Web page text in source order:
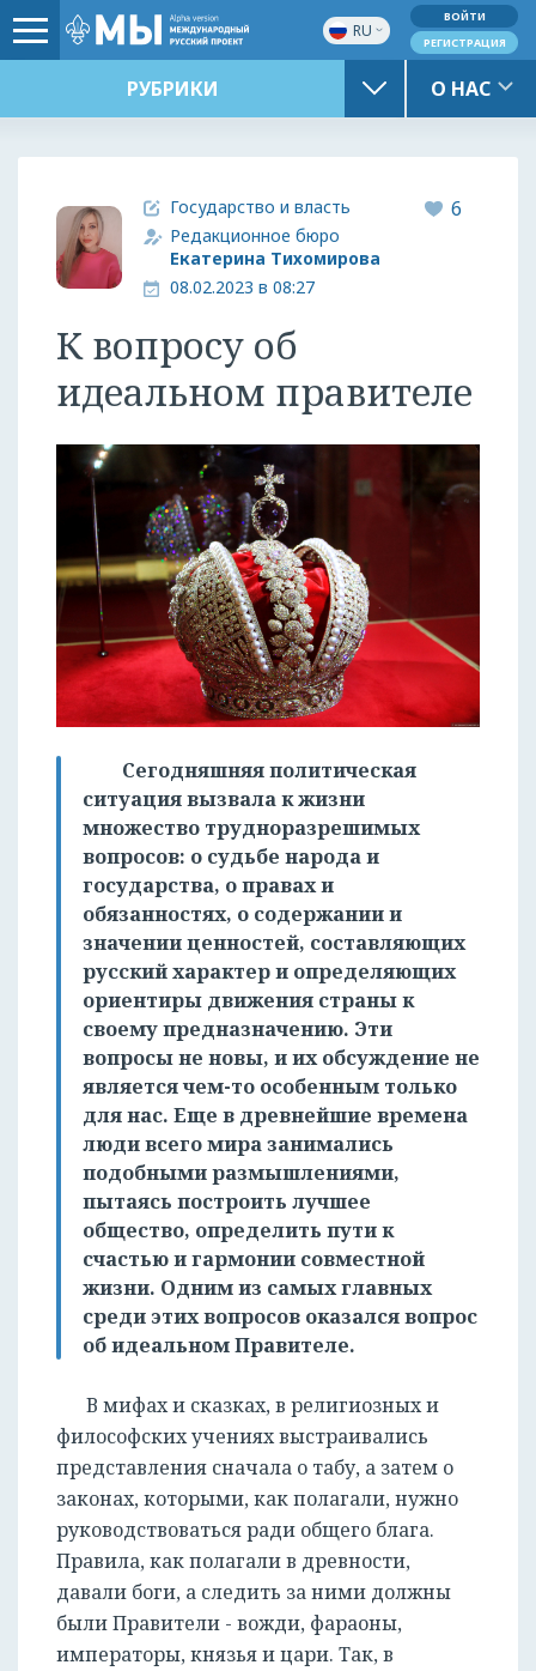
RU
ВОЙТИ
РЕГИСТРАЦИЯ
РУБРИКИ О НАС
Государство и власть
Редакционное бюро
Екатерина Тихомирова
08.02.2023 в 08:27
6
К вопросу об
идеальном правителе
Сегодняшняя политическая
ситуация вызвала к жизни
множество трудноразрешимых
вопросов: о судьбе народа и
государства, о правах и
обязанностях, о содержании и
значении ценностей, составляющих
русский характер и определяющих
ориентиры движения страны к
своему предназначению. Эти
вопросы не новы, и их обсуждение не
является чем-то особенным только
для нас. Еще в древнейшие времена
люди всего мира занимались
подобными размышлениями,
пытаясь построить лучшее
общество, определить пути к
счастью и гармонии совместной
жизни. Одним из самых главных
среди этих вопросов оказался вопрос
об идеальном Правителе.
В мифах и сказках, в религиозных и
философских учениях выстраивались
представления сначала о табу, а затем о
законах, которыми, как полагали, нужно
руководствоваться ради общего блага.
Правила, как полагали в древности,
давали боги, а следить за ними должны
были Правители - вожди, фараоны,
императоры, князья и цари. Так, в